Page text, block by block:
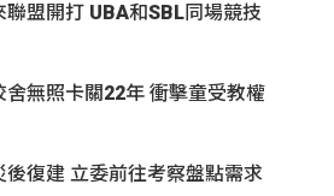
聯盟開打 UBA和SBL同場競技
舍無照卡關22年 衝擊童受教權
後復建 立委前往考察盤點需求